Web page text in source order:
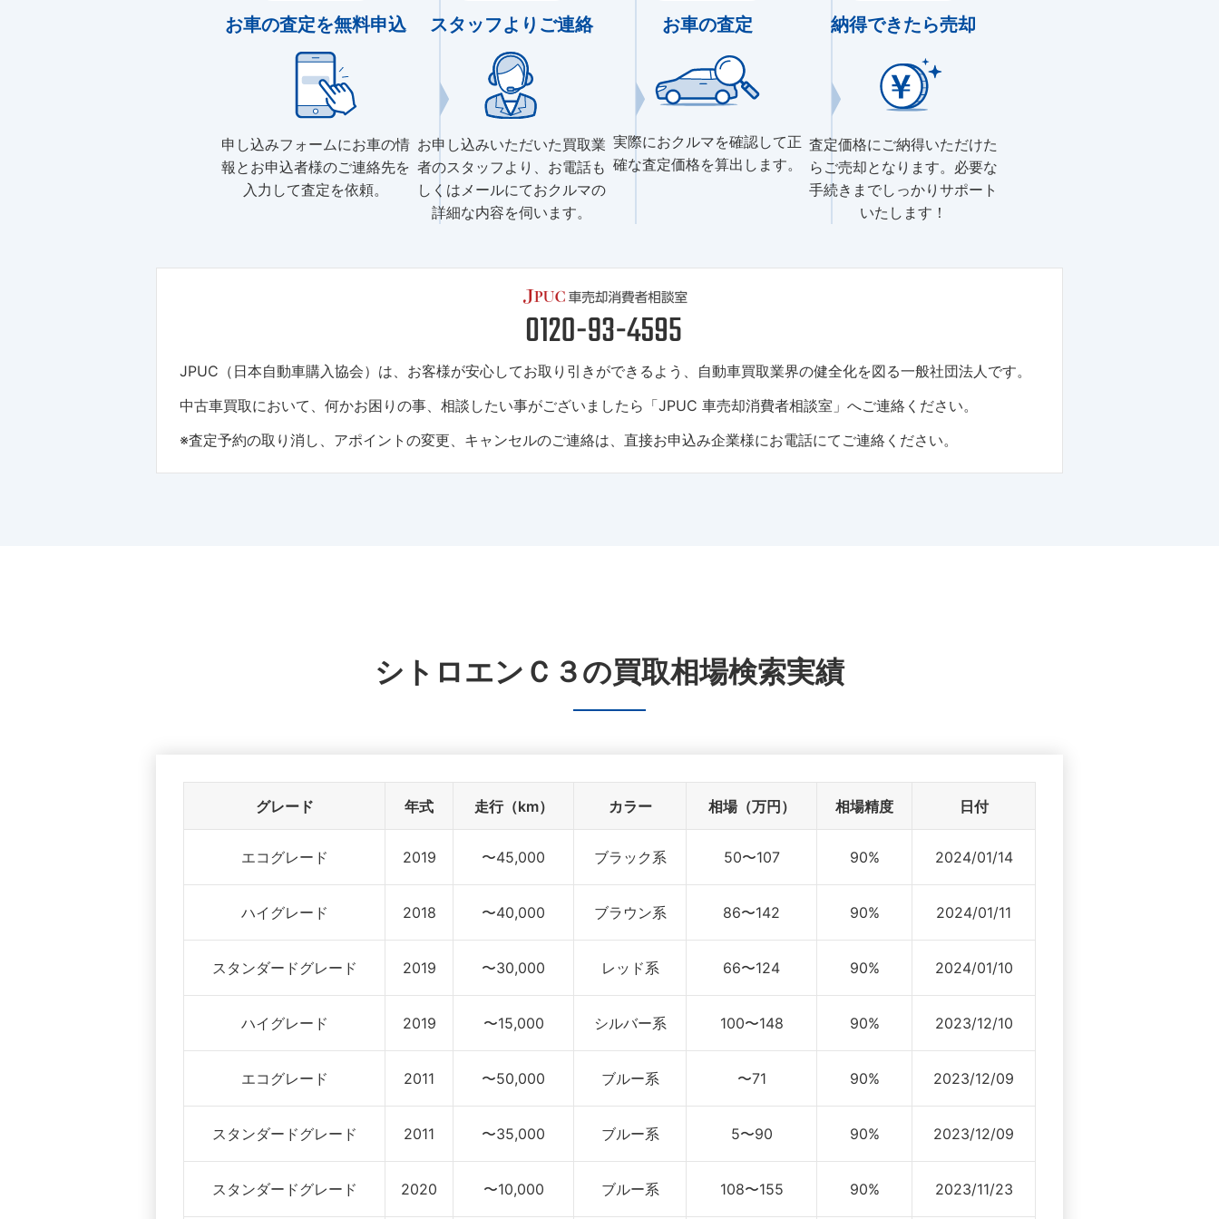
お車の査定を無料申込
申し込みフォームにお車の情
報とお申込者様のご連絡先を
入力して査定を依頼。
スタッフよりご連絡
お申し込みいただいた買取業
者のスタッフより、お電話も
しくはメールにておクルマの
詳細な内容を伺います。
お車の査定
実際におクルマを確認して正
確な査定価格を算出します。
納得できたら売却
査定価格にご納得いただけた
らご売却となります。必要な
手続きまでしっかりサポート
いたします！
JPUC（日本自動車購入協会）は、お客様が安心してお取り引きができるよう、自動車買取業界の健全化を図る一般社団法人です。
中古車買取において、何かお困りの事、相談したい事がございましたら「JPUC 車売却消費者相談室」へご連絡ください。
※査定予約の取り消し、アポイントの変更、キャンセルのご連絡は、直接お申込み企業様にお電話にてご連絡ください。
シトロエンＣ３の買取相場検索実績
グレード 年式 走行（km） カラー 相場（万円） 相場精度 日付
エコグレード 2019 〜45,000 ブラック系 50〜107 90% 2024/01/14
ハイグレード 2018 〜40,000 ブラウン系 86〜142 90% 2024/01/11
スタンダードグレード 2019 〜30,000 レッド系 66〜124 90% 2024/01/10
ハイグレード 2019 〜15,000 シルバー系 100〜148 90% 2023/12/10
エコグレード 2011 〜50,000 ブルー系 〜71 90% 2023/12/09
スタンダードグレード 2011 〜35,000 ブルー系 5〜90 90% 2023/12/09
スタンダードグレード 2020 〜10,000 ブルー系 108〜155 90% 2023/11/23